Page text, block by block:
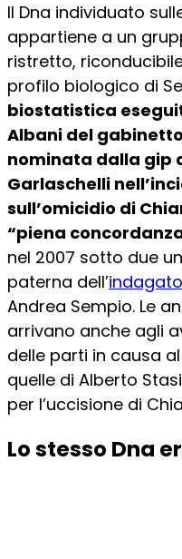
Il Dna individuato
appartiene a un
ristretto,
profilo biologico di
biostatistica
Albani del
nominata dalla gip
Garlaschelli
sull’omicidio di
“piena
nel 2007 sotto due
paterna dell’
Andrea Sempio. Le
arrivano anche agli
delle parti in causa
quelle di Alberto
per l’uccisione di
Lo stesso Dna